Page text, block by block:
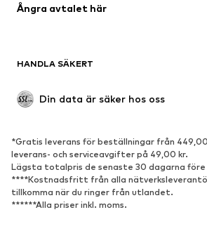
Badkläder
Upcycling
Populärt
Sneakers
Stövletter
Pumps & högklackade skor
Stövlar
Sandaler
Ångra avtalet här
HANDLA SÄKERT
Din data är säker hos oss
*Gratis leverans för beställningar från
leverans- och serviceavgifter på 49,00 kr.
Lägsta totalpris de senaste 30 dagarna före
****Kostnadsfritt från alla
tillkomma när du ringer från utlandet.
******Alla priser inkl. moms.